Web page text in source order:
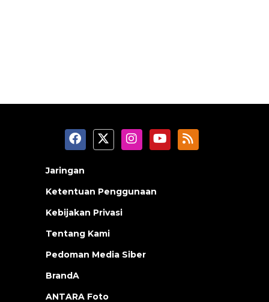
Jaringan
Ketentuan Penggunaan
Kebijakan Privasi
Tentang Kami
Pedoman Media Siber
BrandA
ANTARA Foto